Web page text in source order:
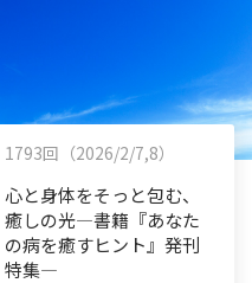
1793回（2026/2/7,8）
心と身体をそっと包む、
癒しの光―書籍『あなた
の病を癒すヒント』発刊
特集―